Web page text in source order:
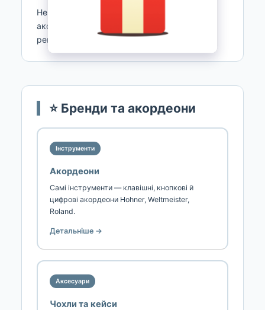
Не знаєте, що потрібно — напишіть модель
акордеона й завдання (сцена/навчання/
ремонт), і ми складемо набір аксесуарів.
⭐ Бренди та акордеони
Інструменти
Акордеони
Самі інструменти — клавішні, кнопкові й
цифрові акордеони Hohner, Weltmeister,
Roland.
Детальніше →
Аксесуари
Чохли та кейси